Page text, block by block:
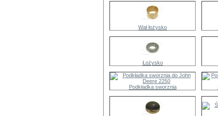
Wał łożysko
Łożysko
Podkładka sworznia